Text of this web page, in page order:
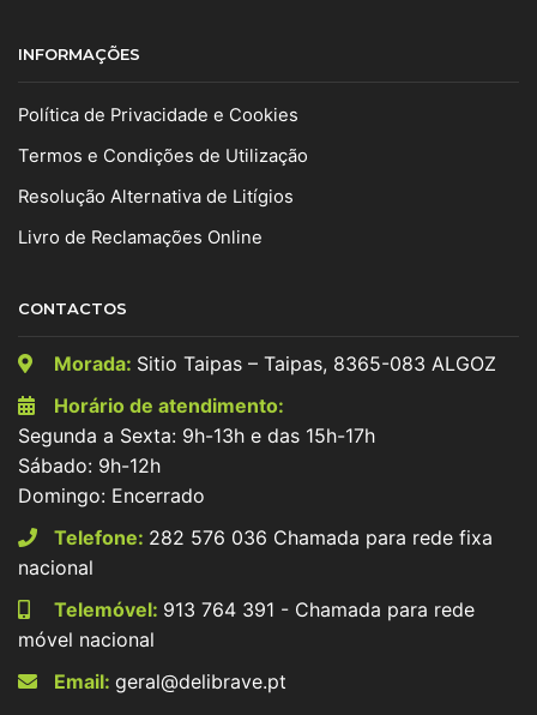
INFORMAÇÕES
Política de Privacidade e Cookies
Termos e Condições de Utilização
Resolução Alternativa de Litígios
Livro de Reclamações Online
CONTACTOS
Morada: Sitio Taipas – Taipas, 8365-083 ALGOZ
Horário de atendimento:
Segunda a Sexta: 9h-13h e das 15h-17h
Sábado: 9h-12h
Domingo: Encerrado
Telefone: 282 576 036 Chamada para rede fixa
nacional
Telemóvel: 913 764 391 - Chamada para rede
móvel nacional
Email: geral@delibrave.pt